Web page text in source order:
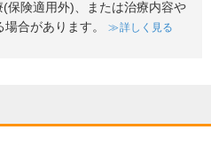
(保険適用外)、または治療内容や
合があります。
詳しく見る